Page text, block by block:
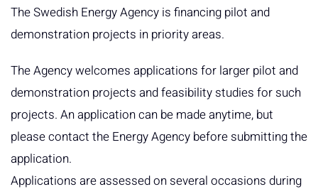
The Swedish Energy Agency is financing pilot and
demonstration projects in priority areas.
The Agency welcomes applications for larger pilot and
demonstration projects and feasibility studies for such
projects. An application can be made anytime, but
please contact the Energy Agency before submitting the
application.
Applications are assessed on several occasions during